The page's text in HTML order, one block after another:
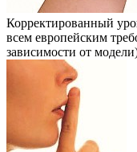
Корректированный
всем европейским
зависимости от